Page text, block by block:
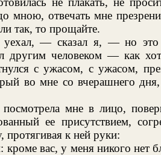
мною, отвечать мне
так, то прощайте.
— сказал я, — но
другим человеком — как
с ужасом, с ужасом,
во мне со вчерашнего
мне в лицо,
ее присутствием,
протягивая к ней руки:
вас, у меня никого нет